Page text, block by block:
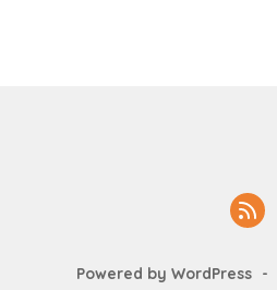
Powered by WordPress -